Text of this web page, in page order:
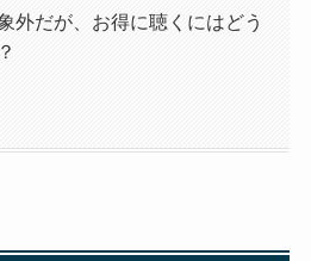
外だが、お得に聴くにはどう